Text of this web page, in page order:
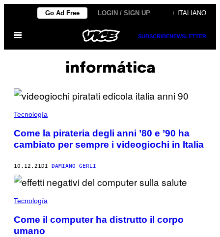
contenuto
Go Ad Free LOGIN / SIGN UP + ITALIANO
Apri
menu
SUBSCRIBENEWSLETTER
informática
Tecnología
Come la pirateria degli anni ’80 e ’90 ha
cambiato per sempre i videogiochi in Italia
10.12.21DI DAMIANO GERLI
Tecnología
Come il computer ha distrutto il corpo
umano